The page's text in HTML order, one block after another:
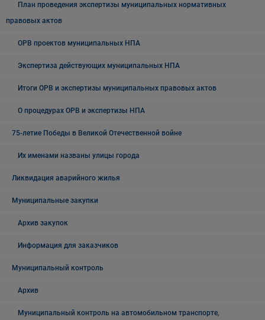
План проведения экспертизы муниципальных нормативных
правовых актов
ОРВ проектов муниципальных НПА
Экспертиза действующих муниципальных НПА
Итоги ОРВ и экспертизы муниципальных правовых актов
О процедурах ОРВ и экспертизы НПА
75-летие Победы в Великой Отечественной войне
Их именами названы улицы города
Ликвидация аварийного жилья
Муниципальные закупки
Архив закупок
Информация для заказчиков
Муниципальный контроль
Архив
Муниципальный контроль на автомобильном транспорте,